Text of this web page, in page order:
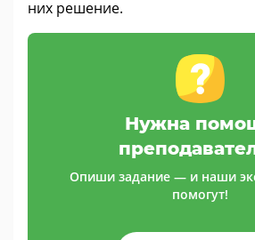
них решение.
Нужна
Опиши задание — и наши
помогут!